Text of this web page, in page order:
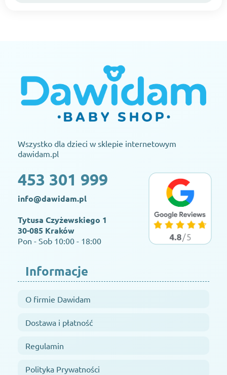
Wszystko dla dzieci w sklepie internetowym
dawidam.pl
453 301 999
info@dawidam.pl
Tytusa Czyżewskiego 1
30-085 Kraków
Pon - Sob 10:00 - 18:00
Informacje
O firmie Dawidam
Dostawa i płatność
Regulamin
Polityka Prywatności